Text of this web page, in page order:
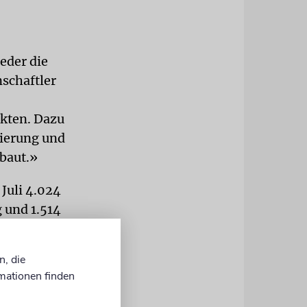
die
Dazu
und
4.024
1.514
die
finden